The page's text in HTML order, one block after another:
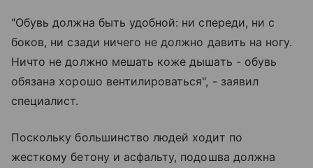
"Обувь должна быть удобной: ни спереди, ни с
боков, ни сзади ничего не должно давить на ногу.
Ничто не должно мешать коже дышать - обувь
обязана хорошо вентилироваться", - заявил
специалист.
Поскольку большинство людей ходит по
жесткому бетону и асфальту, подошва должна